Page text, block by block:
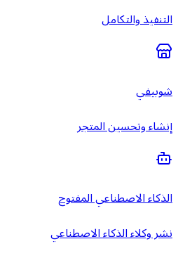
التنفيذ والتكامل
شوبيفي
إنشاء وتحسين المتجر
الذكاء الاصطناعي المفتوح
نشر وكلاء الذكاء الاصطناعي